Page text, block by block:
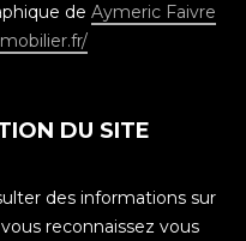
de Aymeric Faivre
DU SITE
des informations sur
reconnaissez vous